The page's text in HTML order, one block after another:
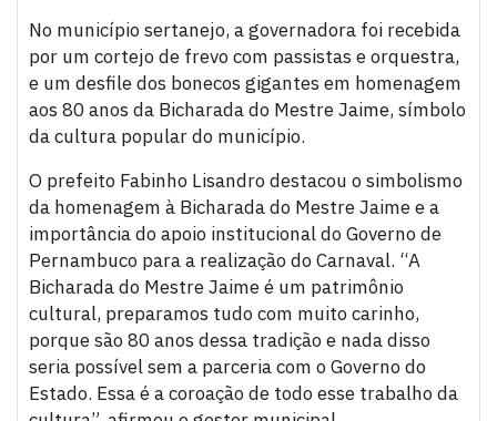
No município sertanejo, a governadora foi recebida
por um cortejo de frevo com passistas e orquestra,
e um desfile dos bonecos gigantes em homenagem
aos 80 anos da Bicharada do Mestre Jaime, símbolo
da cultura popular do município.
O prefeito Fabinho Lisandro destacou o simbolismo
da homenagem à Bicharada do Mestre Jaime e a
importância do apoio institucional do Governo de
Pernambuco para a realização do Carnaval. “A
Bicharada do Mestre Jaime é um patrimônio
cultural, preparamos tudo com muito carinho,
porque são 80 anos dessa tradição e nada disso
seria possível sem a parceria com o Governo do
Estado. Essa é a coroação de todo esse trabalho da